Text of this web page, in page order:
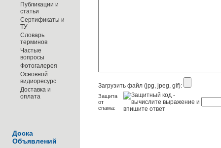
Публикации и
статьи
Сертификаты и
ТУ
Словарь
терминов
Частые
вопросы
Фотогалерея
Основной
видиоресурс
Доставка и
оплата
Доска
Объявлений
Загрузить файл (jpg, jpeg, gif):
Защита
от
спама: